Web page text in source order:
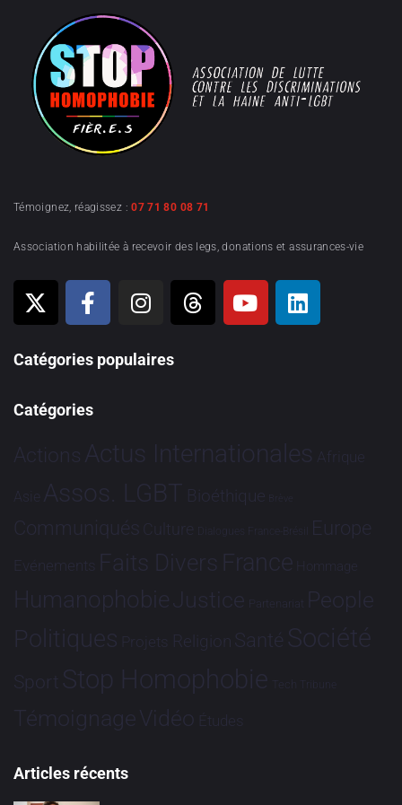
Témoignez, réagissez :07 71 80 08 71
Association habilitée à recevoir des legs, donations et assurances-vie
Catégories populaires
Catégories
Actions Actus Internationales Afrique
Asie Assos. LGBT Bioéthique Brève
Communiqués Culture Dialogues France-Brésil Europe
Evénements Faits Divers France Hommage
HumanophobieJustice Partenariat People
Politiques Projets Religion Santé Société
Sport Stop Homophobie Tech Tribune
TémoignageVidéo Études
Articles récents